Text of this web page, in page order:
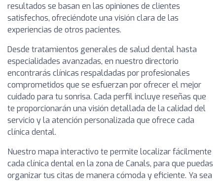
resultados se basan en las opiniones de clientes
satisfechos, ofreciéndote una visión clara de las
experiencias de otros pacientes.
Desde tratamientos generales de salud dental hasta
especialidades avanzadas, en nuestro directorio
encontrarás clínicas respaldadas por profesionales
comprometidos que se esfuerzan por ofrecer el mejor
cuidado para tu sonrisa. Cada perfil incluye reseñas que
te proporcionarán una visión detallada de la calidad del
servicio y la atención personalizada que ofrece cada
clínica dental.
Nuestro mapa interactivo te permite localizar fácilmente
cada clínica dental en la zona de Canals, para que puedas
organizar tus citas de manera cómoda y eficiente. Ya sea